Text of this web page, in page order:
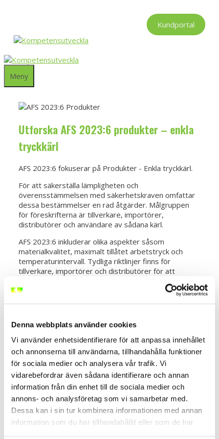
Denna webbplats använder cookies
Vi använder enhetsidentifierare för att anpassa innehållet
och annonserna till användarna, tillhandahålla funktioner
för sociala medier och analysera vår trafik. Vi
vidarebefordrar även sådana identifierare och annan
information från din enhet till de sociala medier och
annons- och analysföretag som vi samarbetar med.
Dessa kan i sin tur kombinera informationen med annan
information som du har tillhandahållit eller som de har
Kundportal
Meny
Utforska AFS 2023:6 produkter – enkla
tryckkärl
AFS 2023:6 fokuserar på Produkter - Enkla tryckkärl.
För att säkerställa lämpligheten och
överensstämmelsen med säkerhetskraven omfattar
dessa bestämmelser en rad åtgärder. Målgruppen
för föreskrifterna är tillverkare, importörer,
distributörer och användare av sådana kärl.
AFS 2023:6 inkluderar olika aspekter såsom
materialkvalitet, maximalt tillåtet arbetstryck och
temperaturintervall. Tydliga riktlinjer finns för
tillverkare, importörer och distributörer för att
säkerställa korrekt uppfyllelse av kraven samt korrekt
märkning och dokumentation.
enkla tryckkärl. Det är viktigt att alla parter, från
tillverkare till slutanvändare, tar ansvar för att följa
dessa regler och därmed bidrar till en säkrare
arbetsmiljö.
Tillverkare av produkter
För tillverkarna kräver detta att de ser till att deras
produkteruppfyller de viktiga säkerhetskraven som